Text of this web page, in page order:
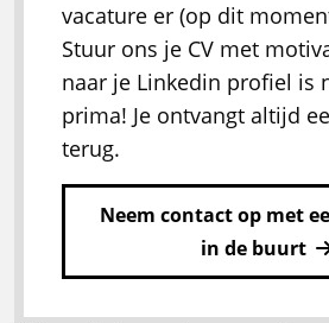
vacature er (op dit
Stuur ons je CV met
naar je Linkedin profiel is
prima! Je ontvangt altijd
terug.
Neem contact op met
in de buurt